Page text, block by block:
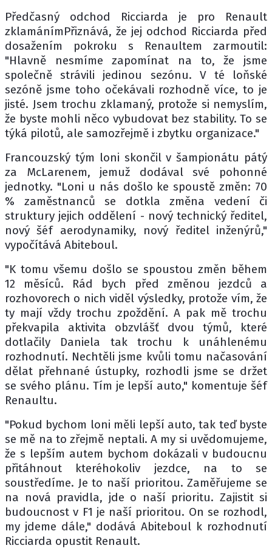
Předčasný odchod Ricciarda je pro Renault
zklamánímPřiznává, že jej odchod Ricciarda před
dosažením pokroku s Renaultem zarmoutil:
"Hlavně nesmíme zapomínat na to, že jsme
společně strávili jedinou sezónu. V té loňské
sezóně jsme toho očekávali rozhodně více, to je
jisté. Jsem trochu zklamaný, protože si nemyslím,
že byste mohli něco vybudovat bez stability. To se
týká pilotů, ale samozřejmě i zbytku organizace."
Francouzský tým loni skončil v šampionátu pátý
za McLarenem, jemuž dodával své pohonné
jednotky. "Loni u nás došlo ke spoustě změn: 70
% zaměstnanců se dotkla změna vedení či
struktury jejich oddělení - nový technický ředitel,
nový šéf aerodynamiky, nový ředitel inženýrů,"
vypočítává Abiteboul.
"K tomu všemu došlo se spoustou změn během
12 měsíců. Rád bych před změnou jezdců a
rozhovorech o nich viděl výsledky, protože vím, že
ty mají vždy trochu zpoždění. A pak mě trochu
překvapila aktivita obzvlášť dvou týmů, které
dotlačily Daniela tak trochu k unáhlenému
rozhodnutí. Nechtěli jsme kvůli tomu načasování
dělat přehnané ústupky, rozhodli jsme se držet
se svého plánu. Tím je lepší auto," komentuje šéf
Renaultu.
"Pokud bychom loni měli lepší auto, tak teď byste
se mě na to zřejmě neptali. A my si uvědomujeme,
že s lepším autem bychom dokázali v budoucnu
přitáhnout kteréhokoliv jezdce, na to se
soustředíme. Je to naší prioritou. Zaměřujeme se
na nová pravidla, jde o naší prioritu. Zajistit si
budoucnost v F1 je naší prioritou. On se rozhodl,
my jdeme dále," dodává Abiteboul k rozhodnutí
Ricciarda opustit Renault.